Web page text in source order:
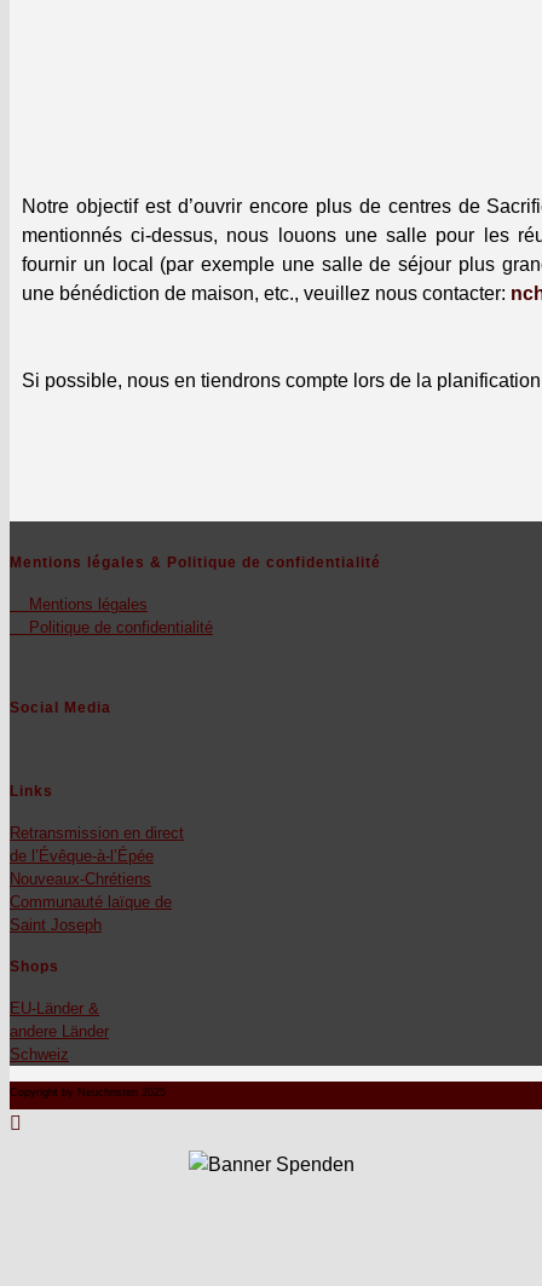
Notre objec­tif est d’ou­vrir encore plus de cen­tres de
men­tion­nés ci-dessus, nous louons une salle pour les
fournir un local (par exem­ple une salle de séjour plus
une béné­dic­tion de mai­son, etc., veuillez nous con­tac­ter:
Si pos­si­ble, nous en tien­drons compte lors de la
Mentions légales & Politique de confidentialité
Men­tions légales
Poli­tique de con­fi­den­tial­ité
Social Media
Links
Retrans­mis­sion en direct
de l’Évêque‑à‑l’Épée
Nou­veaux-Chré­tiens
Com­mu­nauté laïque de
Saint Joseph
Shops
EU-Län­der &
andere Län­der
Schweiz
Copyright by Neuchristen 2025